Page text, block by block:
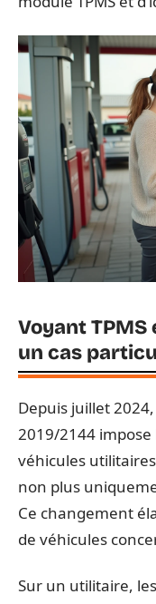
Voyant
un cas
Depuis juillet
2019/2144 impose
véhicules
non plus
Ce changement
de véhicules
Sur un utilitaire,